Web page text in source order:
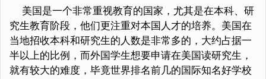
美国是一个非常重视教育的国家，尤其是在本科、研
究生教育阶段，他们更注重对本国人才的培养。美国在
当地招收本科和研究生的人数是非常多的，大约占据一
半以上的比例，而外国学生想要申请在美国读研究生，
就有较大的难度，毕竟世界排名前几的国际知名好学校